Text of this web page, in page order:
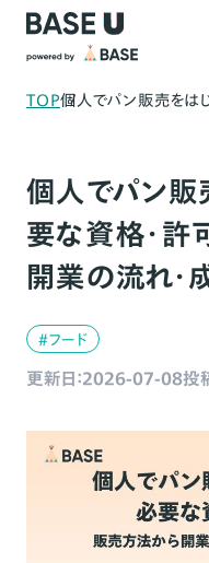
TOP個人でパン販売をは
個人でパン販
要な資格・許
開業の流れ・
#フード
更新日：2026-07-08投